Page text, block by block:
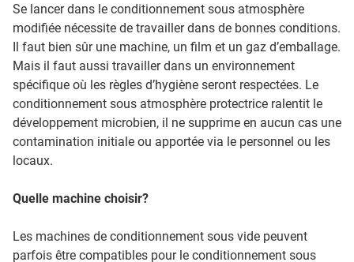
Se lancer dans le conditionnement sous atmosphère
modifiée nécessite de travailler dans de bonnes conditions.
Il faut bien sûr une machine, un film et un gaz d’emballage.
Mais il faut aussi travailler dans un environnement
spécifique où les règles d’hygiène seront respectées. Le
conditionnement sous atmosphère protectrice ralentit le
développement microbien, il ne supprime en aucun cas une
contamination initiale ou apportée via le personnel ou les
locaux.
Quelle machine choisir?
Les machines de conditionnement sous vide peuvent
parfois être compatibles pour le conditionnement sous